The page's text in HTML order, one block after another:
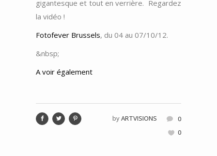
gigantesque et tout en verrière. Regardez
la vidéo !
Fotofever Brussels, du 04 au 07/10/12.
&nbsp;
A voir également
byARTVISIONS
0
0